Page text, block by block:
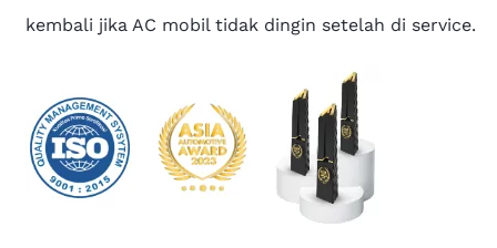
kembali jika AC mobil tidak dingin setelah di service.